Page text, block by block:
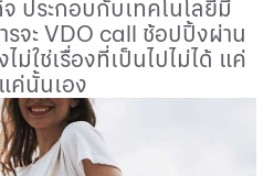
ประกอบกับเทคโนโลยีมี
จะ VDO call ช้อปปิ้งผ่าน
ใช่เรื่องที่เป็นไปไม่ได้ แค่
ค่นั้นเอง